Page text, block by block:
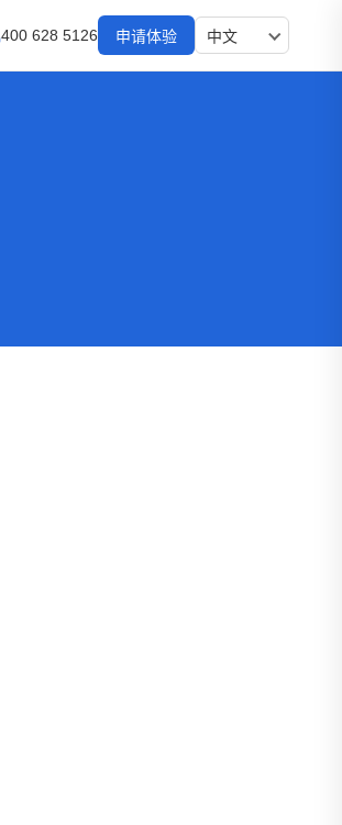
400 628 5126 申请体验